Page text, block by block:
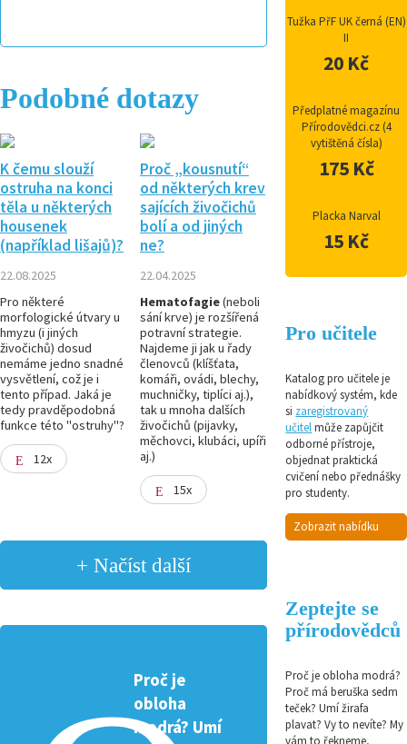
Podobné dotazy
K čemu slouží
ostruha na konci
těla u některých
housenek
(například lišajů)?
22.08.2025
Pro některé
morfologické útvary u
hmyzu (i jiných
živočichů) dosud
nemáme jedno snadné
vysvětlení, což je i
tento případ. Jaká je
tedy pravděpodobná
funkce této "ostruhy"?
12x
Proč „kousnutí“
od některých krev
sajících živočichů
bolí a od jiných
ne?
22.04.2025
Hematofagie(neboli
sání krve) je rozšířená
potravní strategie.
Najdeme ji jak u řady
členovců (klíšťata,
komáři, ovádi, blechy,
muchničky, tiplíci aj.),
tak u mnoha dalších
živočichů (pijavky,
měchovci, klubáci, upíři
aj.)
15x
+ Načíst další
Proč je
obloha
modrá? Umí
Tužka PřF UK černá (EN)
II
20 Kč
Předplatné magazínu
Přírodovědci.cz (4
vytištěná čísla)
175 Kč
Placka Narval
15 Kč
Pro učitele
Katalog pro učitele je
nabídkový systém, kde
si zaregistrovaný
učitelmůže zapůjčit
odborné přístroje,
objednat praktická
cvičení nebo přednášky
pro studenty.
Zobrazit nabídku
Zeptejte se
přírodovědců
Proč je obloha modrá?
Proč má beruška sedm
teček? Umí žirafa
plavat? Vy to nevíte? My